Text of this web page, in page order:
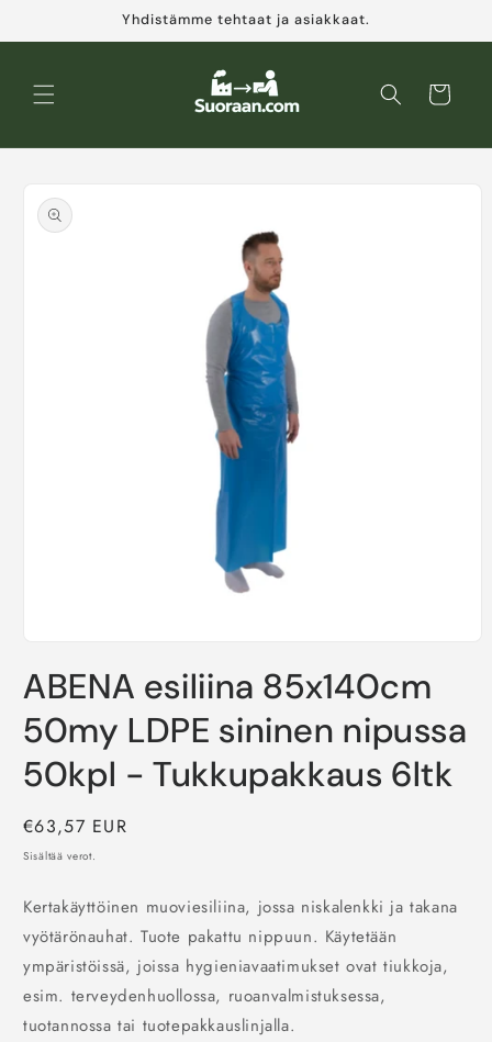
sisältöön
Yhdistämme tehtaat ja asiakkaat.
Ostoskori
Siirry
tuotetietoihin
1
modaalisessa
ikkunassa
ABENA esiliina 85x140cm
50my LDPE sininen nipussa
50kpl - Tukkupakkaus 6ltk
Normaalihinta
€63,57 EUR
Sisältää verot.
Kertakäyttöinen muoviesiliina, jossa niskalenkki ja takana
vyötärönauhat. Tuote pakattu nippuun. Käytetään
ympäristöissä, joissa hygieniavaatimukset ovat tiukkoja,
esim. terveydenhuollossa, ruoanvalmistuksessa,
tuotannossa tai tuotepakkauslinjalla.